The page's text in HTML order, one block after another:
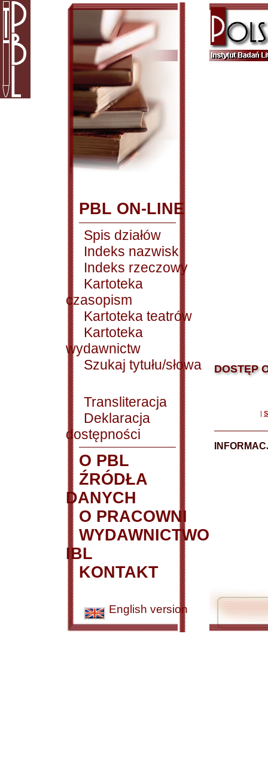
PBL ON-LINE
Spis działów
Indeks nazwisk
Indeks rzeczowy
Kartoteka
czasopism
Kartoteka teatrów
Kartoteka
wydawnictw
Szukaj tytułu/słowa
Transliteracja
Deklaracja
dostępności
O PBL
ŹRÓDŁA
DANYCH
O PRACOWNI
WYDAWNICTWO
IBL
KONTAKT
English version
DOSTĘP
|